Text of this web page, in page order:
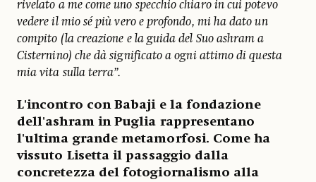
rivelato a me come uno specchio chiaro in cui potevo
vedere il mio sé più vero e profondo, mi ha dato un
compito (la creazione e la guida del Suo ashram a
Cisternino) che dà significato a ogni attimo di questa
mia vita sulla terra”.
L'incontro con Babaji e la fondazione
dell'ashram in Puglia rappresentano
l'ultima grande metamorfosi. Come ha
vissuto Lisetta il passaggio dalla
concretezza del fotogiornalismo alla